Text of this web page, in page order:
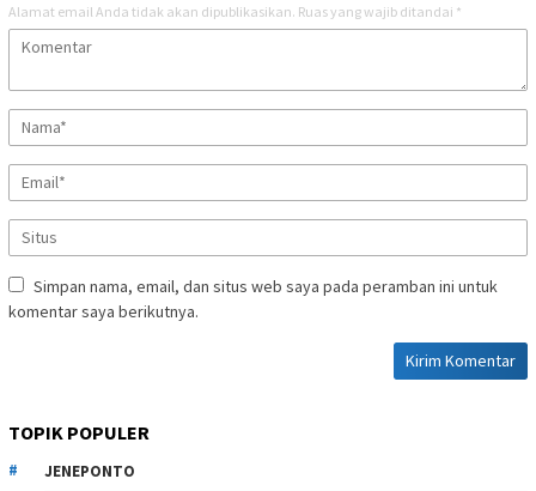
Alamat email Anda tidak akan dipublikasikan. Ruas yang wajib ditandai *
Simpan nama, email, dan situs web saya pada peramban ini untuk
komentar saya berikutnya.
TOPIK POPULER
JENEPONTO